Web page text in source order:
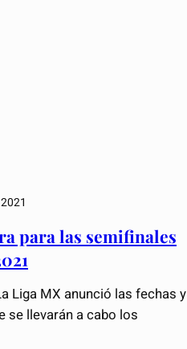
para las semifinales
Liga MX anunció las fechas y
se llevarán a cabo los